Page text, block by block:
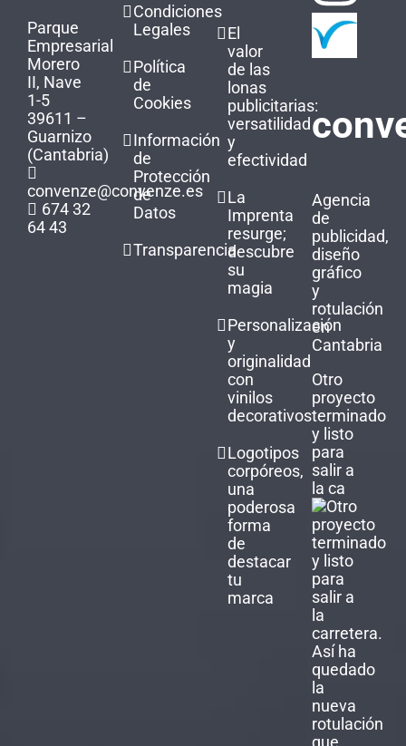
Parque
Empresarial
Morero
II, Nave
1-5
39611 –
Guarnizo
(Cantabria)
convenze@convenze.es
674 32
64 43
Condiciones
Legales
Política
de
Cookies
Información
de
Protección
de
Datos
Transparencia
El
valor
de las
lonas
publicitarias:
versatilidad
y
efectividad
La
Imprenta
resurge;
descubre
su
magia
Personalización
y
originalidad
con
vinilos
decorativos
Logotipos
corpóreos,
una
poderosa
forma
de
destacar
tu
marca
Agencia
de
publicidad,
diseño
gráfico
y
rotulación
en
Cantabria
Otro
proyecto
terminado
y listo
para
salir a
la ca